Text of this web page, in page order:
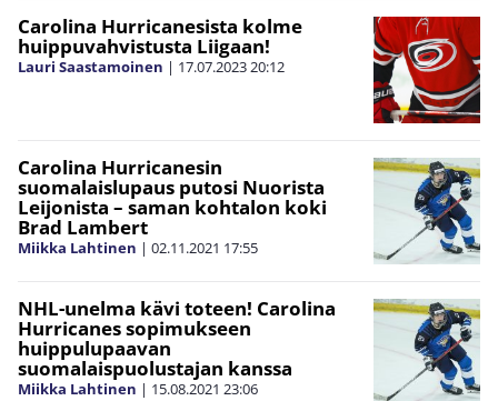
Carolina Hurricanesista kolme
huippuvahvistusta Liigaan!
Lauri Saastamoinen | 17.07.202320:12
Carolina Hurricanesin
suomalaislupaus putosi Nuorista
Leijonista – saman kohtalon koki
Brad Lambert
Miikka Lahtinen | 02.11.2021 17:55
NHL-unelma kävi toteen! Carolina
Hurricanes sopimukseen
huippulupaavan
suomalaispuolustajan kanssa
Miikka Lahtinen | 15.08.2021 23:06